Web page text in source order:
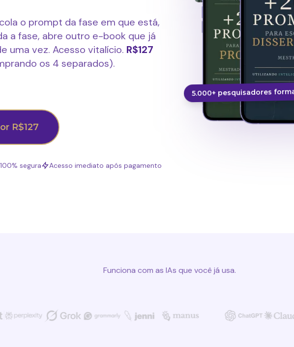
o prompt da fase em que está,
a fase, abre outro e-book que já
uma vez. Acesso vitalício. R$127
os 4 separados).
5.000+ pesquisadores
R$127
segura Acesso imediato após pagamento
Funciona com as IAs que você já usa.